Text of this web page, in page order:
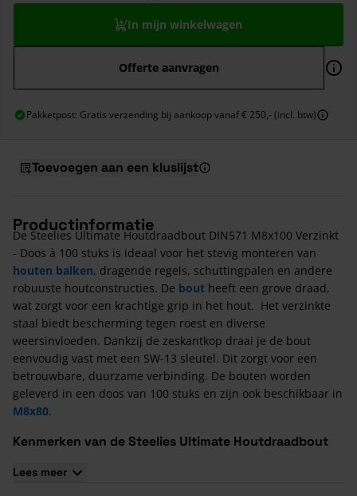
In mijn winkelwagen
Offerte aanvragen
Pakketpost: Gratis verzending bij aankoop vanaf € 250,- (incl. btw)
Toevoegen aan een kluslijst
Productinformatie
De Steelies Ultimate Houtdraadbout DIN571 M8x100 Verzinkt
- Doos à 100 stuks is ideaal voor het stevig monteren van
houten balken, dragende regels, schuttingpalen en andere
robuuste houtconstructies. De bout heeft een grove draad,
wat zorgt voor een krachtige grip in het hout. Het verzinkte
staal biedt bescherming tegen roest en diverse
weersinvloeden. Dankzij de zeskantkop draai je de bout
eenvoudig vast met een SW-13 sleutel. Dit zorgt voor een
betrouwbare, duurzame verbinding. De bouten worden
geleverd in een doos van 100 stuks en zijn ook beschikbaar in
M8x80.
Kenmerken van de Steelies Ultimate Houtdraadbout
De houtdraadbout wordt geleverd in verpakkingen van 100
Lees meer